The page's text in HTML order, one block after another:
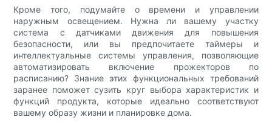
Кроме того, подумайте о времени и управлении
наружным освещением. Нужна ли вашему участку
система с датчиками движения для повышения
безопасности, или вы предпочитаете таймеры и
интеллектуальные системы управления, позволяющие
автоматизировать включение прожекторов по
расписанию? Знание этих функциональных требований
заранее поможет сузить круг выбора характеристик и
функций продукта, которые идеально соответствуют
вашему образу жизни и планировке дома.